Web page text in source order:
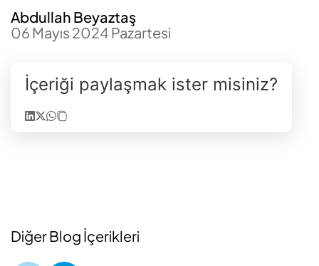
Abdullah Beyaztaş
06 Mayıs 2024 Pazartesi
İçeriği paylaşmak ister misiniz?
Diğer Blog İçerikleri